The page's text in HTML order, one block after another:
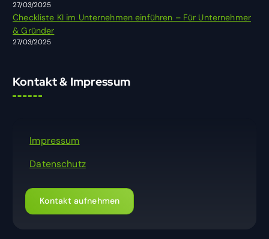
27/03/2025
Checkliste KI im Unternehmen einführen – Für Unternehmer
& Gründer
27/03/2025
Kontakt & Impressum
Impressum
Datenschutz
Kontakt aufnehmen